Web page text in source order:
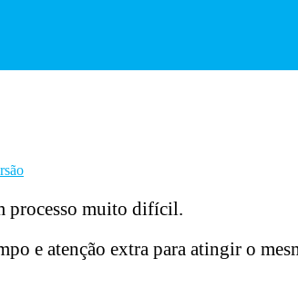
processo muito difícil.
e atenção extra para atingir o